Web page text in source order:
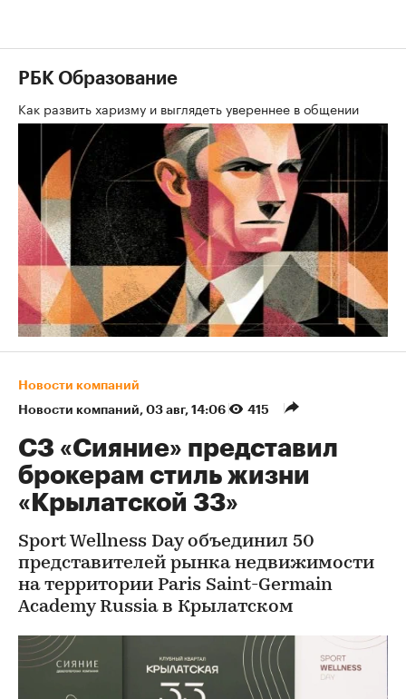
РБК Образование
Как развить харизму и выглядеть увереннее в общении
Новости компаний
Новости компаний⁠, 03 авг, 14:06 415
СЗ «Сияние» представил
брокерам стиль жизни
«Крылатской 33»
Sport Wellness Day объединил 50
представителей рынка недвижимости
на территории Paris Saint-Germain
Academy Russia в Крылатском